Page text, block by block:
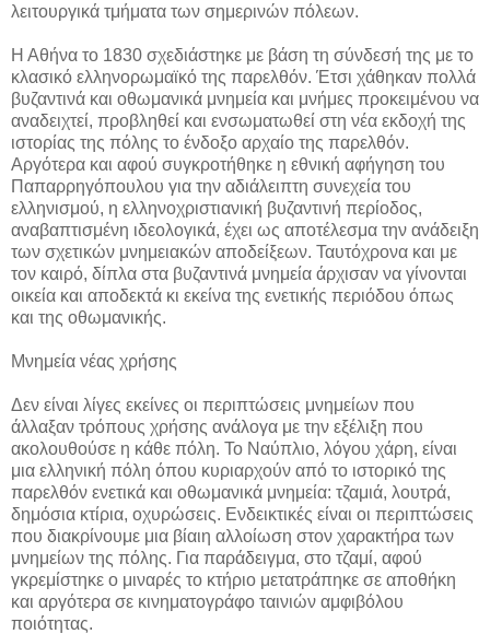
λειτουργικά τμήματα των σημερινών πόλεων.
Η Αθήνα το 1830 σχεδιάστηκε με βάση τη σύνδεσή της με το
κλασικό ελληνορωμαϊκό της παρελθόν. Έτσι χάθηκαν πολλά
βυζαντινά και οθωμανικά μνημεία και μνήμες προκειμένου να
αναδειχτεί, προβληθεί και ενσωματωθεί στη νέα εκδοχή της
ιστορίας της πόλης το ένδοξο αρχαίο της παρελθόν.
Αργότερα και αφού συγκροτήθηκε η εθνική αφήγηση του
Παπαρρηγόπουλου για την αδιάλειπτη συνεχεία του
ελληνισμού, η ελληνοχριστιανική βυζαντινή περίοδος,
αναβαπτισμένη ιδεολογικά, έχει ως αποτέλεσμα την ανάδειξη
των σχετικών μνημειακών αποδείξεων. Ταυτόχρονα και με
τον καιρό, δίπλα στα βυζαντινά μνημεία άρχισαν να γίνονται
οικεία και αποδεκτά κι εκείνα της ενετικής περιόδου όπως
και της οθωμανικής.
Μνημεία νέας χρήσης
Δεν είναι λίγες εκείνες οι περιπτώσεις μνημείων που
άλλαξαν τρόπους χρήσης ανάλογα με την εξέλιξη που
ακολουθούσε η κάθε πόλη. Το Ναύπλιο, λόγου χάρη, είναι
μια ελληνική πόλη όπου κυριαρχούν από το ιστορικό της
παρελθόν ενετικά και οθωμανικά μνημεία: τζαμιά, λουτρά,
δημόσια κτίρια, οχυρώσεις. Ενδεικτικές είναι οι περιπτώσεις
που διακρίνουμε μια βίαιη αλλοίωση στον χαρακτήρα των
μνημείων της πόλης. Για παράδειγμα, στο τζαμί, αφού
γκρεμίστηκε ο μιναρές το κτήριο μετατράπηκε σε αποθήκη
και αργότερα σε κινηματογράφο ταινιών αμφιβόλου
ποιότητας.